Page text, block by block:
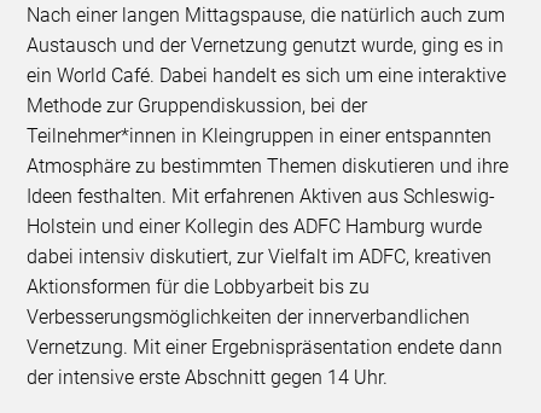
Nach einer langen Mittagspause, die natürlich auch zum
Austausch und der Vernetzung genutzt wurde, ging es in
ein World Café. Dabei handelt es sich um eine interaktive
Methode zur Gruppendiskussion, bei der
Teilnehmer*innen in Kleingruppen in einer entspannten
Atmosphäre zu bestimmten Themen diskutieren und ihre
Ideen festhalten. Mit erfahrenen Aktiven aus Schleswig-
Holstein und einer Kollegin des ADFC Hamburg wurde
dabei intensiv diskutiert, zur Vielfalt im ADFC, kreativen
Aktionsformen für die Lobbyarbeit bis zu
Verbesserungsmöglichkeiten der innerverbandlichen
Vernetzung. Mit einer Ergebnispräsentation endete dann
der intensive erste Abschnitt gegen 14 Uhr.